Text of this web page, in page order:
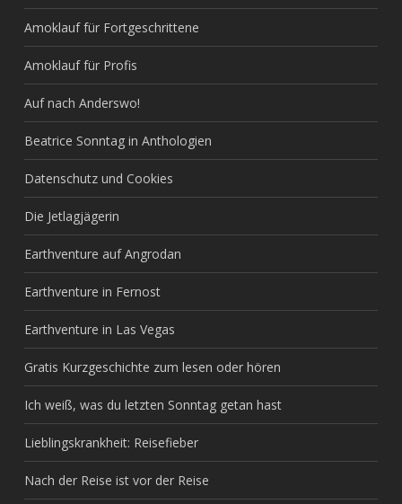
Amoklauf für Fortgeschrittene
Amoklauf für Profis
Auf nach Anderswo!
Beatrice Sonntag in Anthologien
Datenschutz und Cookies
Die Jetlagjägerin
Earthventure auf Angrodan
Earthventure in Fernost
Earthventure in Las Vegas
Gratis Kurzgeschichte zum lesen oder hören
Ich weiß, was du letzten Sonntag getan hast
Lieblingskrankheit: Reisefieber
Nach der Reise ist vor der Reise